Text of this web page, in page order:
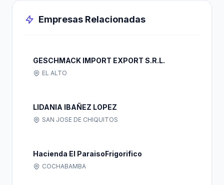
Empresas Relacionadas
GESCHMACK IMPORT EXPORT S.R.L.
EL ALTO
LIDANIA IBAÑEZ LOPEZ
SAN JOSE DE CHIQUITOS
Hacienda El ParaisoFrigorifico
COCHABAMBA